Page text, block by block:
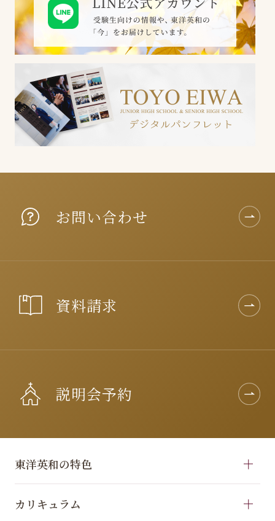
お問い合わせ
資料請求
説明会予約
東洋英和の特色
カリキュラム